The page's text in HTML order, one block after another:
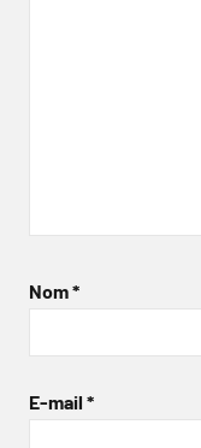
Nom*
E-mail *